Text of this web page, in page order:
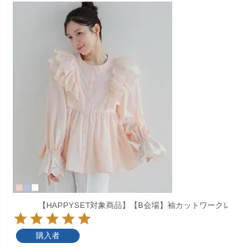
【HAPPYSET対象商品】【B会場】袖カットワーク
購入者